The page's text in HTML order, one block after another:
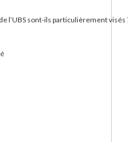
l’UBS sont-ils particulièrement visés